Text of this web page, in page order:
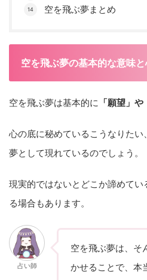
空を飛ぶ夢まとめ
空を飛ぶ夢の基本的な意味
空を飛ぶ夢は基本的に 「願望」や
心の底に秘めているこうなりた
夢として現れているのでしょう。
現実的ではないとどこか諦めて
る場合もあります。
占い師
空を飛ぶ夢は、そ
かせることで、本